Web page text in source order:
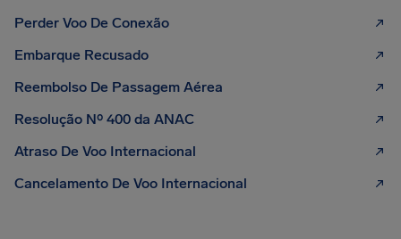
Perder Voo De Conexão
Embarque Recusado
Reembolso De Passagem Aérea
Resolução Nº 400 da ANAC
Atraso De Voo Internacional
Cancelamento De Voo Internacional